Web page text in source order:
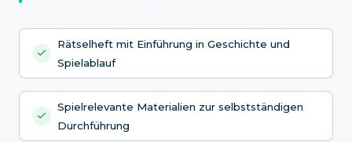
Rätselheft mit Einführung in Geschichte und
Spielablauf
Spielrelevante Materialien zur selbstständigen
Durchführung